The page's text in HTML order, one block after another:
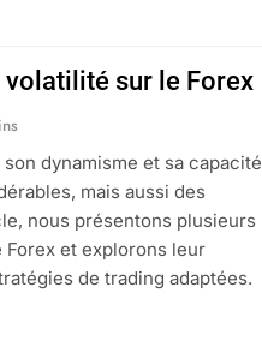
sur le Forex
dynamisme et sa capacité
mais aussi des
nous présentons plusieurs
et explorons leur
de trading adaptées.